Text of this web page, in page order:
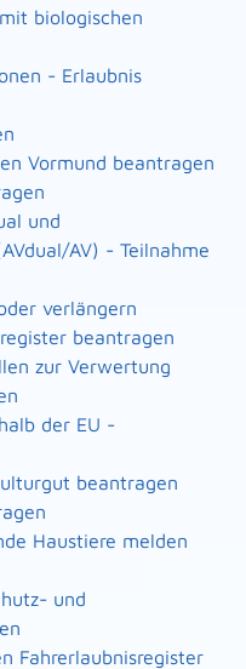
biologischen
- Erlaubnis
Vormund beantragen
und
AV) - Teilnahme
verlängern
beantragen
zur Verwertung
der EU -
beantragen
Haustiere melden
und
Fahrerlaubnisregister